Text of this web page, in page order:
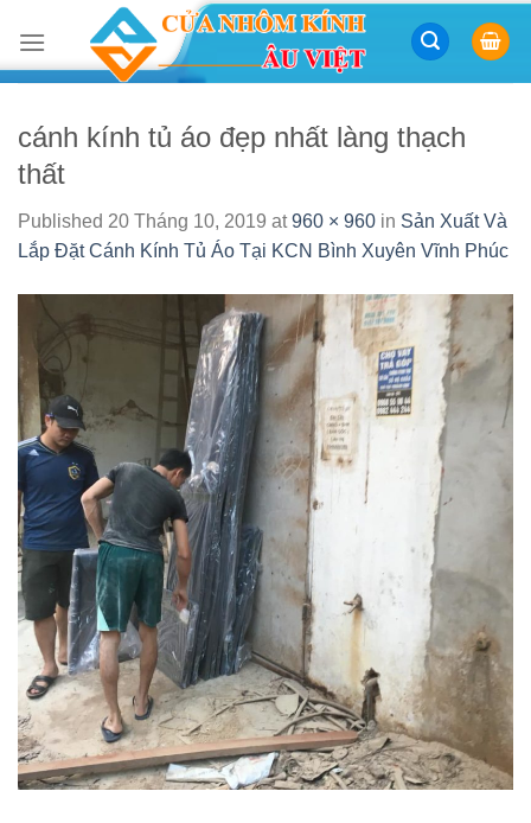
content
cánh kính tủ áo đẹp nhất làng thạch
thất
Published 20 Tháng 10, 2019 at960 × 960 in Sản Xuất Và
Lắp Đặt Cánh Kính Tủ Áo Tại KCN Bình Xuyên Vĩnh Phúc